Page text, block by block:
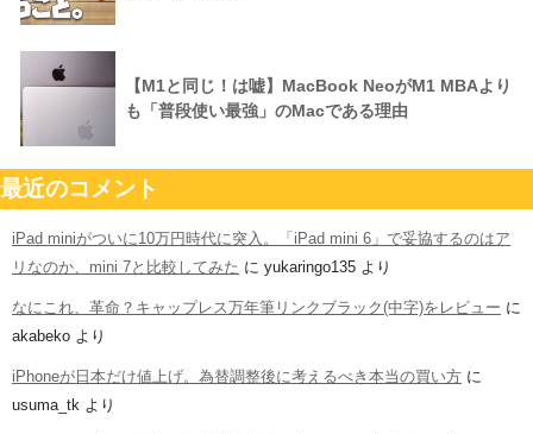
【M1と同じ！は嘘】MacBook NeoがM1 MBAより
も「普段使い最強」のMacである理由
最近のコメント
iPad miniがついに10万円時代に突入。「iPad mini 6」で妥協するのはア
リなのか、mini 7と比較してみた に yukaringo135 より
なにこれ、革命？キャップレス万年筆リンクブラック(中字)をレビュー に
akabeko より
iPhoneが日本だけ値上げ。為替調整後に考えるべき本当の買い方 に
usuma_tk より